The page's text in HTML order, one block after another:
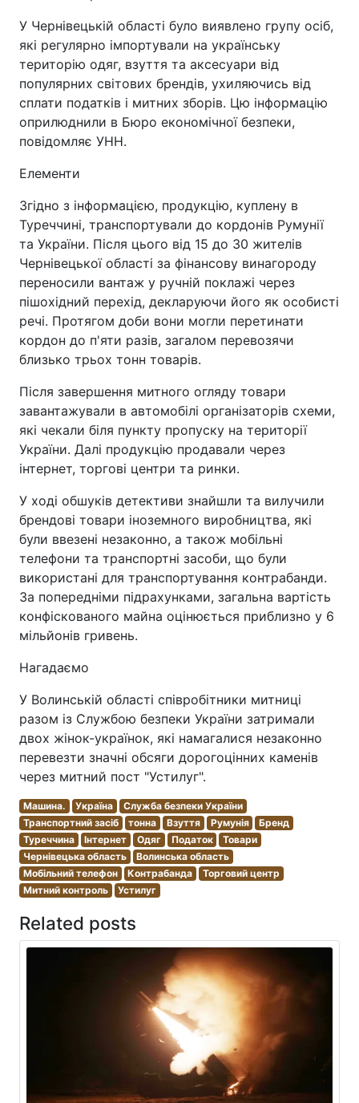
У Чернівецькій області було виявлено групу осіб,
які регулярно імпортували на українську
територію одяг, взуття та аксесуари від
популярних світових брендів, ухиляючись від
сплати податків і митних зборів. Цю інформацію
оприлюднили в Бюро економічної безпеки,
повідомляє УНН.
Елементи
Згідно з інформацією, продукцію, куплену в
Туреччині, транспортували до кордонів Румунії
та України. Після цього від 15 до 30 жителів
Чернівецької області за фінансову винагороду
переносили вантаж у ручній поклажі через
пішохідний перехід, декларуючи його як особисті
речі. Протягом доби вони могли перетинати
кордон до п'яти разів, загалом перевозячи
близько трьох тонн товарів.
Після завершення митного огляду товари
завантажували в автомобілі організаторів схеми,
які чекали біля пункту пропуску на території
України. Далі продукцію продавали через
інтернет, торгові центри та ринки.
У ході обшуків детективи знайшли та вилучили
брендові товари іноземного виробництва, які
були ввезені незаконно, а також мобільні
телефони та транспортні засоби, що були
використані для транспортування контрабанди.
За попередніми підрахунками, загальна вартість
конфіскованого майна оцінюється приблизно у 6
мільйонів гривень.
Нагадаємо
У Волинській області співробітники митниці
разом із Службою безпеки України затримали
двох жінок-українок, які намагалися незаконно
перевезти значні обсяги дорогоцінних каменів
через митний пост "Устилуг".
Машина. Україна
Служба безпеки України
Транспортний засіб
тонна Взуття Румунія
Бренд
Туреччина
Інтернет Одяг Податок
Товари
Чернівецька область
Волинська область
Мобільний телефон
Контрабанда
Торговий центр
Митний контроль
Устилуг
Related posts